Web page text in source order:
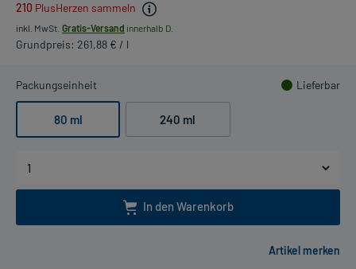
210 PlusHerzen sammeln
inkl. MwSt. Gratis-Versand innerhalb D.
Grundpreis: 261,88 € / l
Packungseinheit Lieferbar
80 ml 240 ml
In den Warenkorb